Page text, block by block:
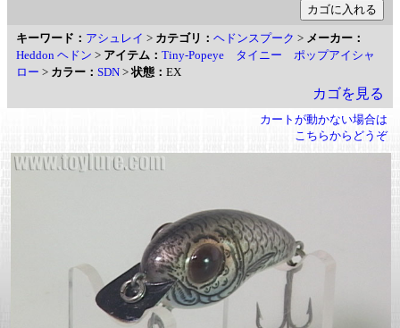
キーワード： アシュレイ > カテゴリ： ヘドンスプーク > メーカー：
Heddon ヘドン > アイテム： Tiny-Popeye タイニー ポップアイシャ
ロー > カラー： SDN >状態： EX
カゴを見る
カートが動かない場合は
こちらからどうぞ